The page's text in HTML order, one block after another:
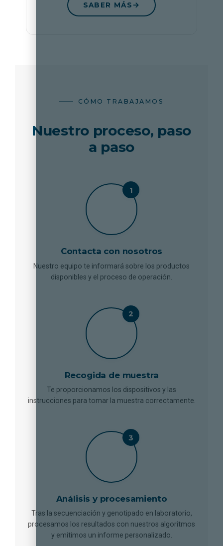
SABER MÁS
CÓMO TRABAJAMOS
Nuestro proceso, paso
a paso
Contacta con nosotros
Nuestro equipo te informará sobre los productos
disponibles y el proceso de operación.
Recogida de muestra
Te proporcionamos los dispositivos y las
instrucciones para tomar la muestra correctamente.
Análisis y procesamiento
Tras la secuenciación y genotipado en laboratorio,
procesamos los resultados con nuestros algoritmos
y emitimos un informe personalizado.